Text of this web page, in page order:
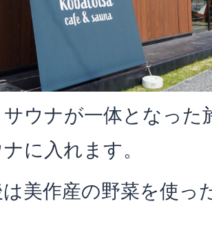
ウナが一体となった
に入れます。
美作産の野菜を使っ